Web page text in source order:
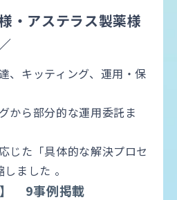
・アステラス製薬様
、キッティング、運用・保
から部分的な運用委託ま
じた「具体的な解決プロセ
ました 。
】 9事例掲載